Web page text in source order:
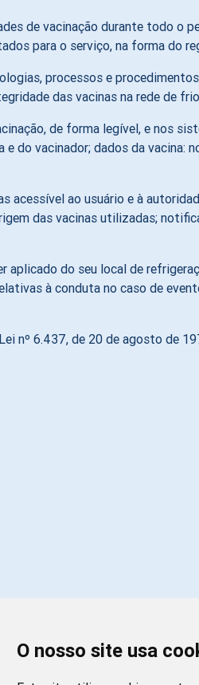
O nosso site usa
de vacinação durante todo o
para o serviço, na forma do
processos e
das vacinas na rede de
de forma legível, e nos
do vacinador; dados da vacina:
ao usuário e à
das vacinas utilizadas;
do seu local de
à conduta no caso de
nº 6.437, de 20 de agosto de